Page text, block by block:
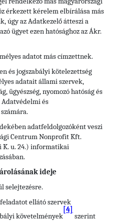
érkezett kérelem elbírálása más
úgy az Adatkezelő átteszi a
ügyet ezen hatósághoz az Ákr.
adatot más címzettnek.
és jogszabályi kötelezettség
adatait állami szervek,
ügyészség, nyomozó hatóság és
Adatvédelmi és
adatfeldolgozóként veszi
Centrum Nonprofit Kft.
K. u. 24.) informatikai
ideje
selejtezésre.
ellátó szervek
követelmények
[4]
szerint